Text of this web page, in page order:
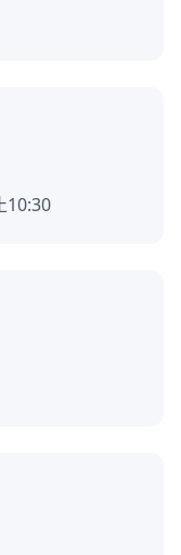
10:30